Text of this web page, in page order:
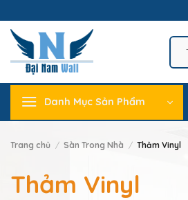
to
content
Danh Mục Sản Phẩm
Trang chủ / Sàn Trong Nhà / Thảm Vinyl
Thảm Vinyl